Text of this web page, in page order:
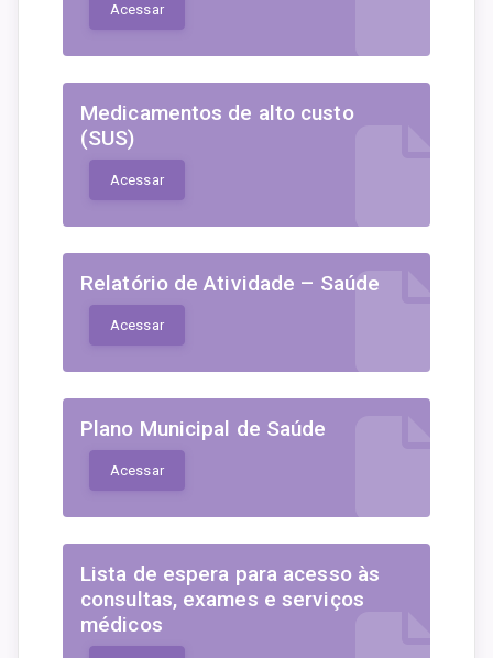
Acessar
Medicamentos de alto custo
(SUS)
Acessar
Relatório de Atividade – Saúde
Acessar
Plano Municipal de Saúde
Acessar
Lista de espera para acesso às
consultas, exames e serviços
médicos